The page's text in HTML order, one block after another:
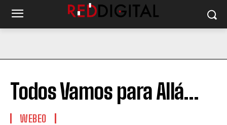
Todos Vamos para Allá…
WEBEO